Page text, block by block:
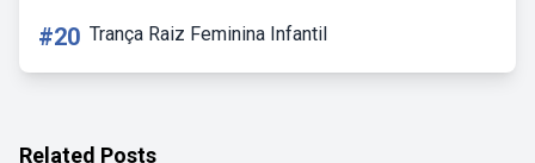
#20 Trança Raiz Feminina Infantil
Related Posts